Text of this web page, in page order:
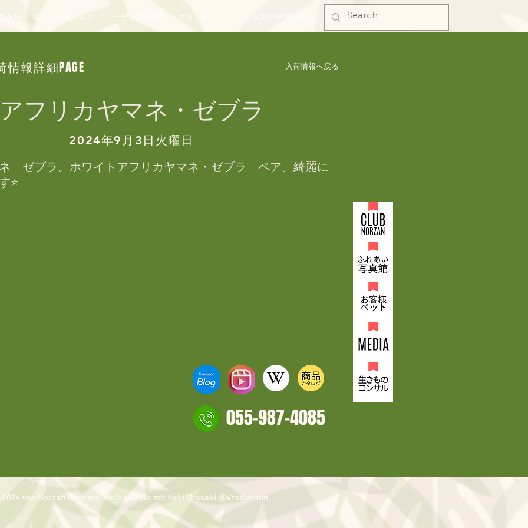
規約 生きものカタログ ノーザンDIGITAL オリジナルグッズ
情報詳細PAGE 入荷情報へ戻る
フリカヤマネ・ゼブラ
2024年9月3日火曜日
　ゼブラ。ホワイトアフリカヤマネ・ゼブラ　ペア。綺麗に
⭐️
055-987-4085
von Norzan Mishima, stolz erstellt mit Keiji Urasaki @Vradimann.